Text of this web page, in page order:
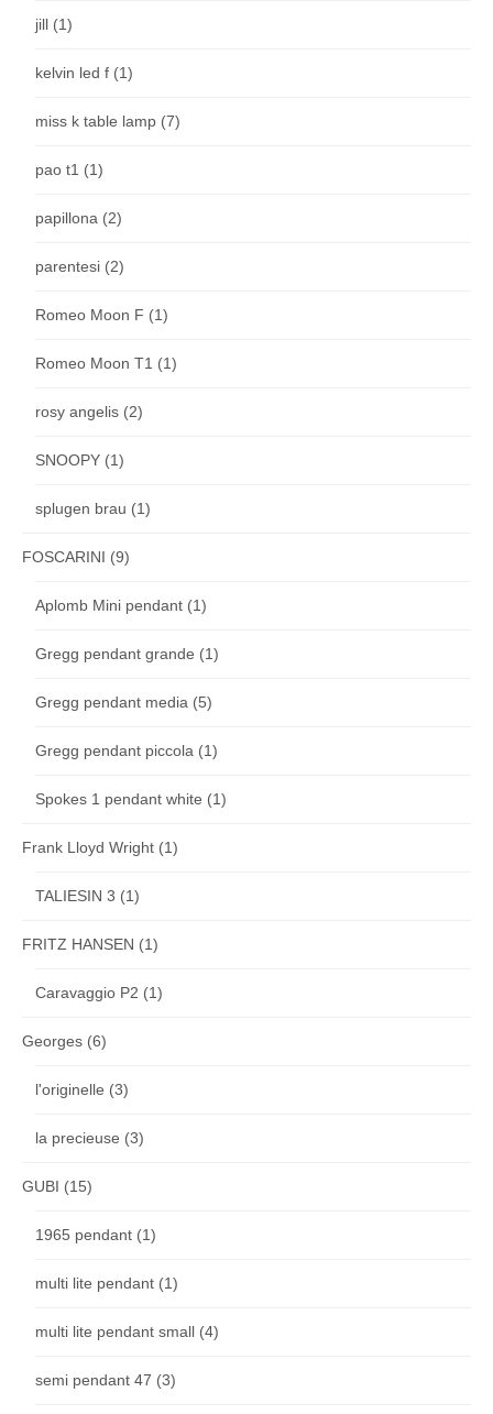
jill (1)
kelvin led f (1)
miss k table lamp (7)
pao t1 (1)
papillona (2)
parentesi (2)
Romeo Moon F (1)
Romeo Moon T1 (1)
rosy angelis (2)
SNOOPY (1)
splugen brau (1)
FOSCARINI (9)
Aplomb Mini pendant (1)
Gregg pendant grande (1)
Gregg pendant media (5)
Gregg pendant piccola (1)
Spokes 1 pendant white (1)
Frank Lloyd Wright (1)
TALIESIN 3 (1)
FRITZ HANSEN (1)
Caravaggio P2 (1)
Georges (6)
l'originelle (3)
la precieuse (3)
GUBI (15)
1965 pendant (1)
multi lite pendant (1)
multi lite pendant small (4)
semi pendant 47 (3)